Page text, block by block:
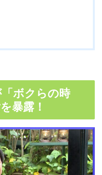
ボクらの時
暴露！